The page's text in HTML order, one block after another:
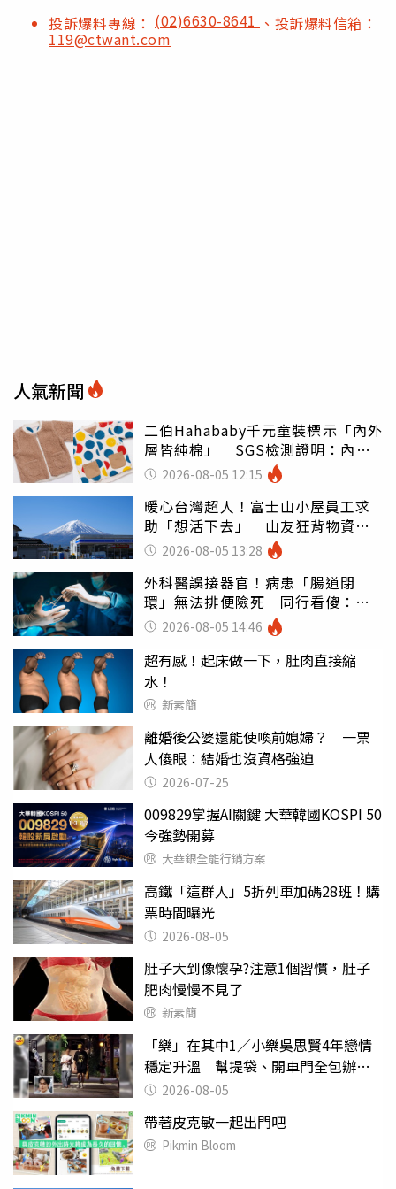
投訴爆料專線： (02)6630-8641 、投訴爆料信箱：
119@ctwant.com
人氣新聞
二伯Hahababy千元童裝標示「內外
層皆純棉」 SGS檢測證明：內裡
100%聚酯纖維
2026-08-05 12:15
暖心台灣超人！富士山小屋員工求
助「想活下去」 山友狂背物資上
山：台灣真的是寶島
2026-08-05 13:28
外科醫誤接器官！病患「腸道閉
環」無法排便險死 同行看傻：糟
糕至極
2026-08-05 14:46
超有感！起床做一下，肚肉直接縮
水！
新素簡
離婚後公婆還能使喚前媳婦？ 一票
人傻眼：結婚也沒資格強迫
2026-07-25
009829掌握AI關鍵 大華韓國KOSPI 50
今強勢開募
大華銀全能行銷方案
高鐵「這群人」5折列車加碼28班！購
票時間曝光
2026-08-05
肚子大到像懷孕?注意1個習慣，肚子
肥肉慢慢不見了
新素簡
「樂」在其中1／小樂吳思賢4年戀情
穩定升溫 幫提袋、開車門全包辦閃
瞎眾人
2026-08-05
帶著皮克敏一起出門吧
Pikmin Bloom